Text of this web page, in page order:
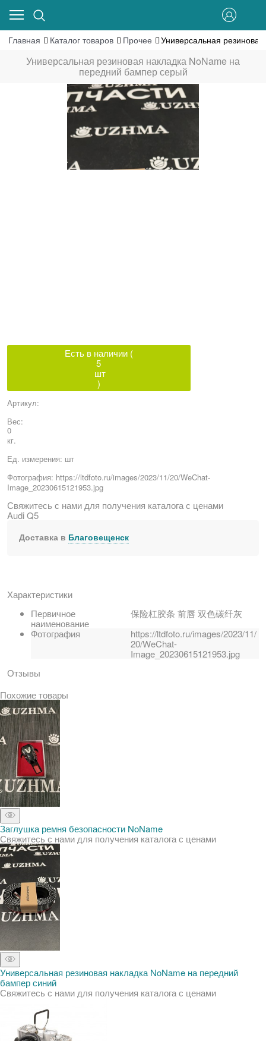
Главная Каталог товаров Прочее Универсальная
Универсальная резиновая накладка NoName на
передний бампер серый
Есть в наличии (
5
шт
)
Артикул:
Вес:
0
кг.
Ед. измерения: шт
Фотография: https://ltdfoto.ru/images/2023/11/20/WeChat-
Image_20230615121953.jpg
Свяжитесь с нами для получения каталога с ценами
Audi Q5
Доставка в Благовещенск
Характеристики
Первичное
наименование
保险杠胶条 前唇 双色碳纤灰
Фотография
https://ltdfoto.ru/images/2023/11/
20/WeChat-
Image_20230615121953.jpg
Отзывы
Похожие товары
Заглушка ремня безопасности NoName
Свяжитесь с нами для получения каталога с ценами
Универсальная резиновая накладка NoName на передний
бампер синий
Свяжитесь с нами для получения каталога с ценами